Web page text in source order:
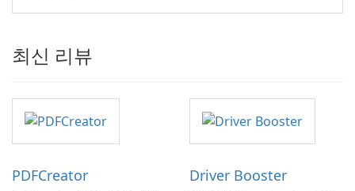
최신 리뷰
PDFCreator Driver Booster